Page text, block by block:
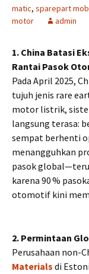
matic, sparepart
motor
admin
1. China Batasi
Rantai Pasok
Pada April 2025,
tujuh jenis rare
motor listrik,
langsung terasa:
sempat berhenti
menangguhkan
pasok
karena 90 %
otomotif kini
2. Permintaan
Perusahaan non-
Materials di